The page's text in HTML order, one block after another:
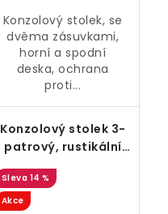
Konzolový stolek, se
dvěma zásuvkami,
horní a spodní
deska, ochrana
proti...
Konzolový stolek 3-
patrový, rustikální
14 %
Akce